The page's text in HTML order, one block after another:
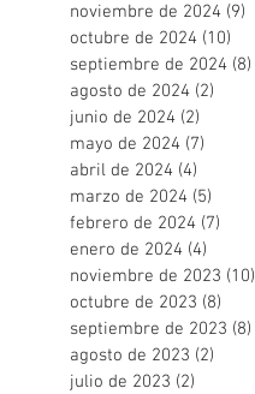
noviembre de 2024 (9)
octubre de 2024 (10)
septiembre de 2024 (8)
agosto de 2024 (2)
junio de 2024 (2)
mayo de 2024 (7)
abril de 2024 (4)
marzo de 2024 (5)
febrero de 2024 (7)
enero de 2024 (4)
noviembre de 2023 (10)
octubre de 2023 (8)
septiembre de 2023 (8)
agosto de 2023 (2)
julio de 2023 (2)